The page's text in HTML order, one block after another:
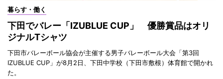
暮らす・働く
下田でバレー「IZUBLUE CUP」 優勝賞品はオリ
ジナルTシャツ
下田市バレーボール協会が主催する男子バレーボール大会「第3回
IZUBLUE CUP」が8月2日、下田中学校（下田市敷根）体育館で開かれ
た。